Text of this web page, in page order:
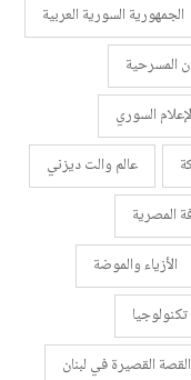
الجمهورية السورية العربية
المسرحية
السوري
عالم والت ديزني
المصرية
الأزياء والموضة
تكنولوجيا
القصة القصيرة في لبنان